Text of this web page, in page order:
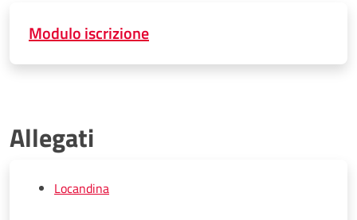
Modulo iscrizione
Allegati
Locandina